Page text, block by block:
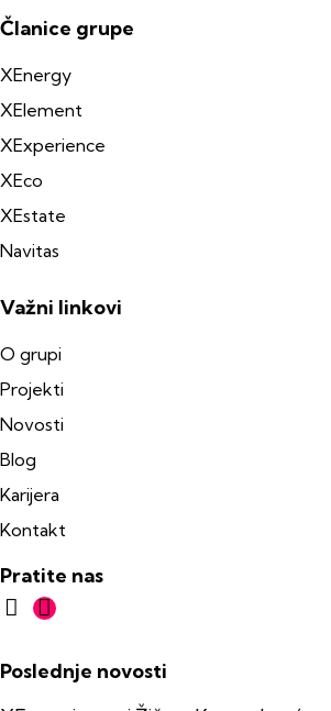
Članice grupe
XEnergy
XElement
XExperience
XEco
XEstate
Navitas
Važni linkovi
O grupi
Projekti
Novosti
Blog
Karijera
Kontakt
Pratite nas
Poslednje novosti